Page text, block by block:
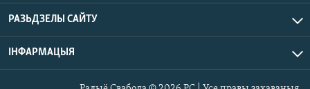
РАЗЬДЗЕЛЫ САЙТУ
ІНФАРМАЦЫЯ